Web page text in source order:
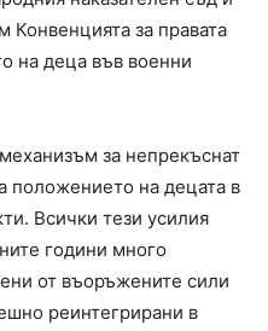
Конвенцията за правата
на деца във военни
за непрекъснат
положението на децата в
Всички тези усилия
години много
от въоръжените сили
реинтегрирани в